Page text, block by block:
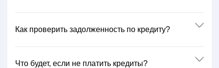
Как проверить задолженность по кредиту?
Что будет, если не платить кредиты?